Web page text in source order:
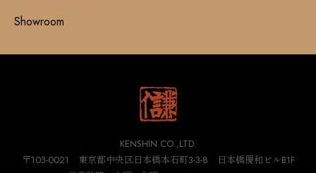
Showroom
KENSHIN CO.,LTD.
〒103-0021 東京都中央区日本橋本石町3-3-8 日本橋優和ビルB1F